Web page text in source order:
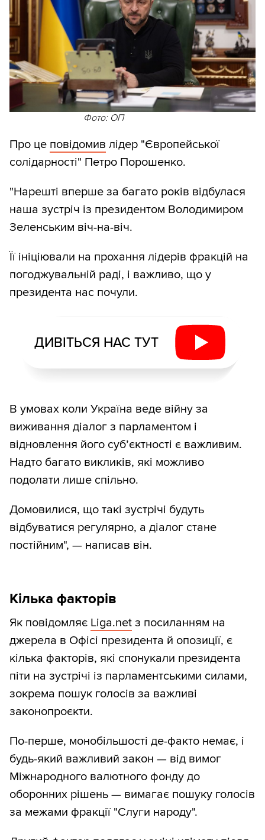
Фото: ОП
Про це повідомив лідер "Європейської
солідарності" Петро Порошенко.
"Нарешті вперше за багато років відбулася
наша зустріч із президентом Володимиром
Зеленським віч-на-віч.
Її ініціювали на прохання лідерів фракцій на
погоджувальній раді, і важливо, що у
президента нас почули.
ДИВІТЬСЯ НАС ТУТ
В умовах коли Україна веде війну за
виживання діалог з парламентом і
відновлення його суб’єктності є важливим.
Надто багато викликів, які можливо
подолати лише спільно.
Домовилися, що такі зустрічі будуть
відбуватися регулярно, а діалог стане
постійним", — написав він.
Кілька факторів
Як повідомляє Liga.net з посиланням на
джерела в Офісі президента й опозиції, є
кілька факторів, які спонукали президента
піти на зустрічі із парламентськими силами,
зокрема пошук голосів за важливі
законопроєкти.
По-перше, монобільшості де-факто немає, і
будь-який важливий закон — від вимог
Міжнародного валютного фонду до
оборонних рішень — вимагає пошуку голосів
за межами фракції "Слуги народу".